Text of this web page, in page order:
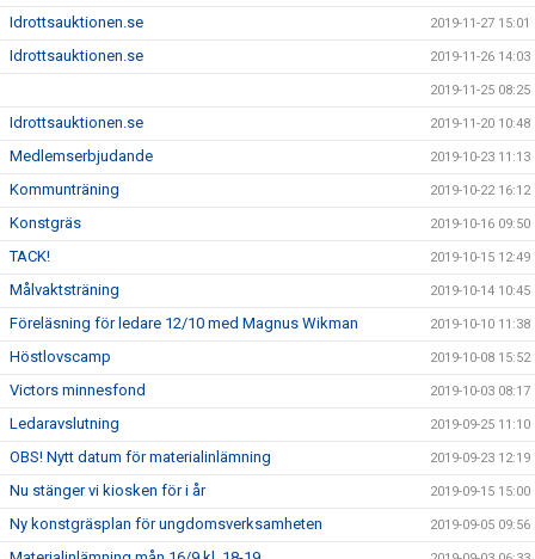
Idrottsauktionen.se 2019-11-27 15:01
Idrottsauktionen.se 2019-11-26 14:03
2019-11-25 08:25
Idrottsauktionen.se 2019-11-20 10:48
Medlemserbjudande 2019-10-23 11:13
Kommunträning 2019-10-22 16:12
Konstgräs 2019-10-16 09:50
TACK! 2019-10-15 12:49
Målvaktsträning 2019-10-14 10:45
Föreläsning för ledare 12/10 med Magnus Wikman 2019-10-10 11:38
Höstlovscamp 2019-10-08 15:52
Victors minnesfond 2019-10-03 08:17
Ledaravslutning 2019-09-25 11:10
OBS! Nytt datum för materialinlämning 2019-09-23 12:19
Nu stänger vi kiosken för i år 2019-09-15 15:00
Ny konstgräsplan för ungdomsverksamheten 2019-09-05 09:56